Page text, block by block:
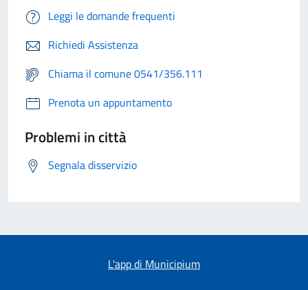
Leggi le domande frequenti
Richiedi Assistenza
Chiama il comune 0541/356.111
Prenota un appuntamento
Problemi in città
Segnala disservizio
L'app di Municipium